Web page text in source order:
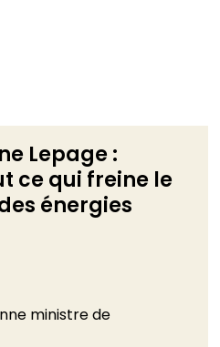
Lepage :
ce qui freine le
énergies
ministre de